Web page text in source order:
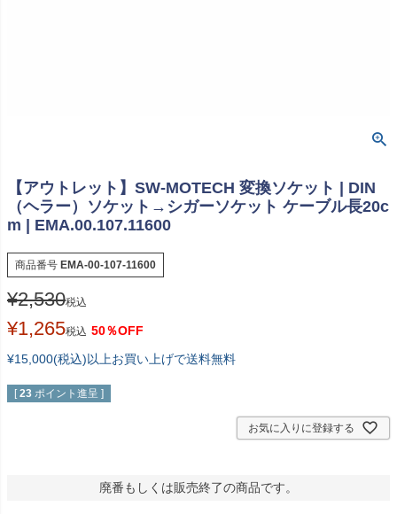
【アウトレット】SW-MOTECH 変換ソケット | DIN
（ヘラー）ソケット→シガーソケット ケーブル長20c
m | EMA.00.107.11600
商品番号 EMA-00-107-11600
¥2,530税込
¥1,265税込 50％OFF
¥15,000(税込)以上お買い上げで送料無料
[ 23 ポイント進呈 ]
お気に入りに登録する
廃番もしくは販売終了の商品です。